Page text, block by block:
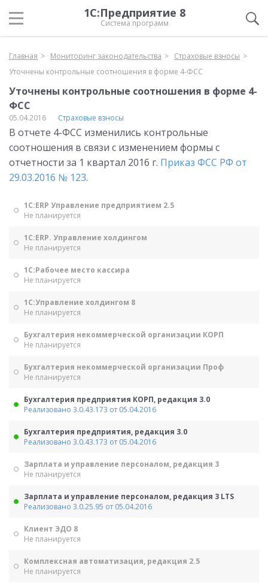
1С:Предприятие 8
Система программ
Главная Мониторинг законодательства
Страховые взносы
Уточнены контрольные соотношения в форме 4-ФСС
Уточнены контрольные соотношения в форме 4-
ФСС
05.04.2016 Страховые взносы
В отчете 4-ФСС изменились контрольные
соотношения в связи с изменением формы с
отчетности за 1 квартал 2016 г. Приказ ФСС РФ от
29.03.2016 № 123.
1С:ERP Управление предприятием 2.5
Не планируется
1С:ERP. Управление холдингом
Не планируется
1С:Рабочее место кассира
Не планируется
1С:Управление холдингом 8
Не планируется
Бухгалтерия некоммерческой организации КОРП
Не планируется
Бухгалтерия некоммерческой организации Проф
Не планируется
Бухгалтерия предприятия КОРП, редакция 3.0
Реализовано 3.0.43.173 от 05.04.2016
Бухгалтерия предприятия, редакция 3.0
Реализовано 3.0.43.173 от 05.04.2016
Зарплата и управление персоналом, редакция 3
Не планируется
Зарплата и управление персоналом, редакция 3 LTS
Реализовано 3.0.25.95 от 05.04.2016
Клиент ЭДО 8
Не планируется
Комплексная автоматизация, редакция 2.5
Не планируется